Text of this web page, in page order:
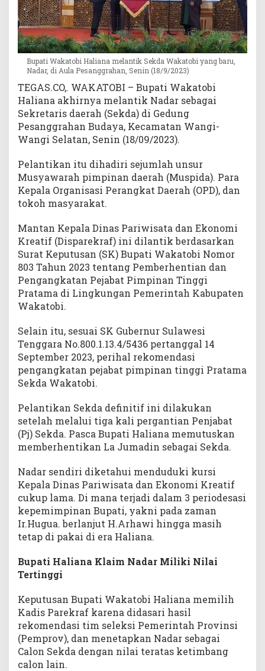
Bupati Wakatobi Haliana melantik Sekda Wakatobi yang baru,
Nadar, di Aula Pesanggrahan, Senin (18/9/2023)
TEGAS.CO,. WAKATOBI – Bupati Wakatobi
Haliana akhirnya melantik Nadar sebagai
Sekretaris daerah (Sekda) di Gedung
Pesanggrahan Budaya, Kecamatan Wangi-
Wangi Selatan, Senin (18/09/2023).
Pelantikan itu dihadiri sejumlah unsur
Musyawarah pimpinan daerah (Muspida). Para
Kepala Organisasi Perangkat Daerah (OPD), dan
tokoh masyarakat.
Mantan Kepala Dinas Pariwisata dan Ekonomi
Kreatif (Disparekraf) ini dilantik berdasarkan
Surat Keputusan (SK) Bupati Wakatobi Nomor
803 Tahun 2023 tentang Pemberhentian dan
Pengangkatan Pejabat Pimpinan Tinggi
Pratama di Lingkungan Pemerintah Kabupaten
Wakatobi.
Selain itu, sesuai SK Gubernur Sulawesi
Tenggara No.800.1.13.4/5436 pertanggal 14
September 2023, perihal rekomendasi
pengangkatan pejabat pimpinan tinggi Pratama
Sekda Wakatobi.
Pelantikan Sekda definitif ini dilakukan
setelah melalui tiga kali pergantian Penjabat
(Pj) Sekda. Pasca Bupati Haliana memutuskan
memberhentikan La Jumadin sebagai Sekda.
Nadar sendiri diketahui menduduki kursi
Kepala Dinas Pariwisata dan Ekonomi Kreatif
cukup lama. Di mana terjadi dalam 3 periodesasi
kepemimpinan Bupati, yakni pada zaman
Ir.Hugua. berlanjut H.Arhawi hingga masih
tetap di pakai di era Haliana.
Bupati Haliana Klaim Nadar Miliki Nilai
Tertinggi
Keputusan Bupati Wakatobi Haliana memilih
Kadis Parekraf karena didasari hasil
rekomendasi tim seleksi Pemerintah Provinsi
(Pemprov), dan menetapkan Nadar sebagai
Calon Sekda dengan nilai teratas ketimbang
calon lain.